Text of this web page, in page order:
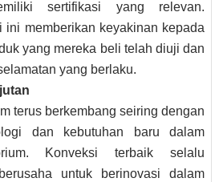
sertifikasi yang relevan.
ini memberikan keyakinan kepada
yang mereka beli telah diuji dan
yang berlaku.
terus berkembang seiring dengan
dan kebutuhan baru dalam
Konveksi terbaik selalu
untuk berinovasi dalam